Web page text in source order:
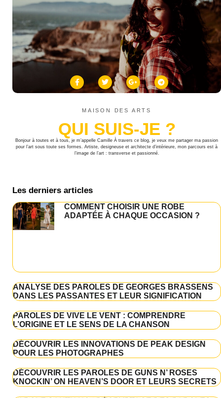
MAISON DES ARTS
QUI SUIS-JE ?
Bonjour à toutes et à tous, je m’appelle Camille À travers ce blog, je veux me partager ma passion
pour l’art sous toute ses formes. Artiste, designeuse et architecte d’intérieure, mon parcours est à
l’image de l’art : transverse et passionné.
Les derniers articles
COMMENT CHOISIR UNE ROBE
ADAPTÉE À CHAQUE OCCASION ?
ANALYSE DES PAROLES DE GEORGES BRASSENS
DANS LES PASSANTES ET LEUR SIGNIFICATION
PAROLES DE VIVE LE VENT : COMPRENDRE
L’ORIGINE ET LE SENS DE LA CHANSON
DÉCOUVRIR LES INNOVATIONS DE PEAK DESIGN
POUR LES PHOTOGRAPHES
DÉCOUVRIR LES PAROLES DE GUNS N’ ROSES
KNOCKIN’ ON HEAVEN’S DOOR ET LEURS SECRETS